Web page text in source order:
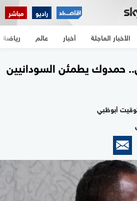
راديو مباشر
الأخبار العاجلة أخبار عالم رياضة
حمدوك يطمئن السودانيين